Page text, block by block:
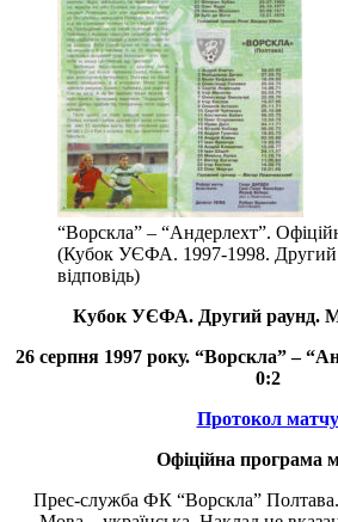
“Ворскла” – “Андерлехт”.
(Кубок УЄФА. 1997-1998.
відповідь)
Кубок УЄФА. Другий раунд.
26 серпня 1997 року. “Ворскла” –
0:2
Протокол матчу
Офіційна програма
Прес-служба ФК “Ворскла” Полтава.